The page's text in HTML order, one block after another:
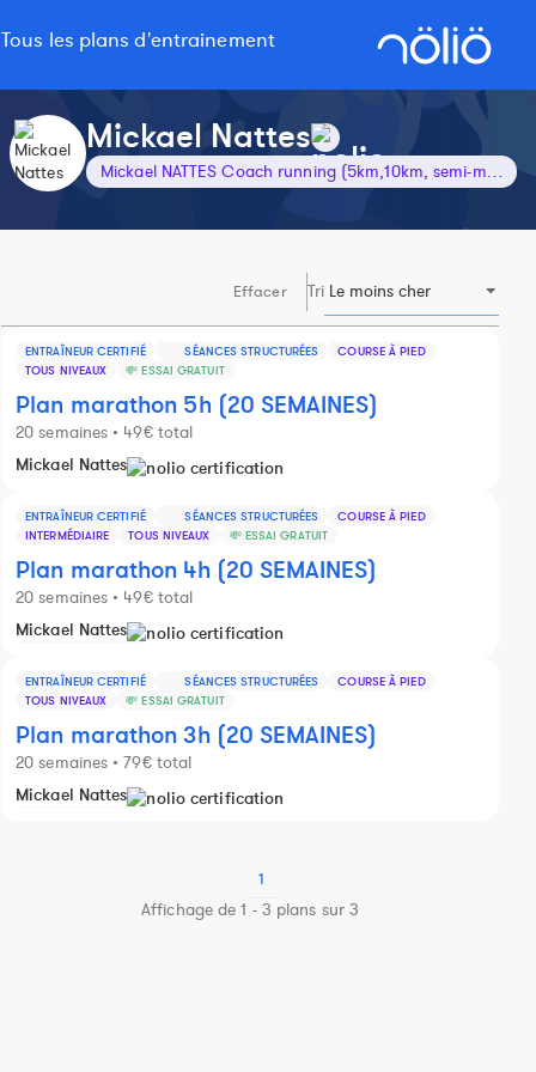
Tous les plans d'entrainement
Mickael Nattes
Mickael NATTES Coach running (5km,10km, semi-marathon, marathon)
Effacer Tri
ENTRAÎNEUR CERTIFIÉ SÉANCES STRUCTURÉES
COURSE À PIED
TOUS NIVEAUX
💸 ESSAI GRATUIT
Plan marathon 5h (20 SEMAINES)
20 semaines • 49€ total
Mickael Nattes
ENTRAÎNEUR CERTIFIÉ SÉANCES STRUCTURÉES
COURSE À PIED
INTERMÉDIAIRE
TOUS NIVEAUX 💸 ESSAI GRATUIT
Plan marathon 4h (20 SEMAINES)
20 semaines • 49€ total
Mickael Nattes
ENTRAÎNEUR CERTIFIÉ SÉANCES STRUCTURÉES
COURSE À PIED
TOUS NIVEAUX
💸 ESSAI GRATUIT
Plan marathon 3h (20 SEMAINES)
20 semaines • 79€ total
Mickael Nattes
1
Affichage de 1 - 3 plans sur 3